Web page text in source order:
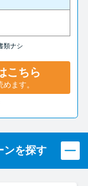
類ナシ
こちら
ます。
ンを探す